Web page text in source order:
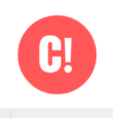
contenido